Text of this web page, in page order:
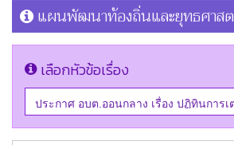
แผนพัฒนาท้องถิ่นและยุทธศาส
เลือกหัวข้อเรื่อง